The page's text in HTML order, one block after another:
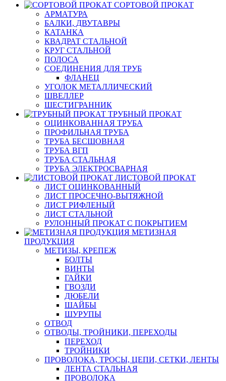
СОРТОВОЙ ПРОКАТ
АРМАТУРА
БАЛКИ, ДВУТАВРЫ
КАТАНКА
КВАДРАТ СТАЛЬНОЙ
КРУГ СТАЛЬНОЙ
ПОЛОСА
СОЕДИНЕНИЯ ДЛЯ ТРУБ
ФЛАНЕЦ
УГОЛОК МЕТАЛЛИЧЕСКИЙ
ШВЕЛЛЕР
ШЕСТИГРАННИК
ТРУБНЫЙ ПРОКАТ
ОЦИНКОВАННАЯ ТРУБА
ПРОФИЛЬНАЯ ТРУБА
ТРУБА БЕСШОВНАЯ
ТРУБА ВГП
ТРУБА СТАЛЬНАЯ
ТРУБА ЭЛЕКТРОСВАРНАЯ
ЛИСТОВОЙ ПРОКАТ
ЛИСТ ОЦИНКОВАННЫЙ
ЛИСТ ПРОСЕЧНО-ВЫТЯЖНОЙ
ЛИСТ РИФЛЕНЫЙ
ЛИСТ СТАЛЬНОЙ
РУЛОННЫЙ ПРОКАТ С ПОКРЫТИЕМ
МЕТИЗНАЯ
ПРОДУКЦИЯ
МЕТИЗЫ, КРЕПЕЖ
БОЛТЫ
ВИНТЫ
ГАЙКИ
ГВОЗДИ
ДЮБЕЛИ
ШАЙБЫ
ШУРУПЫ
ОТВОД
ОТВОДЫ, ТРОЙНИКИ, ПЕРЕХОДЫ
ПЕРЕХОД
ТРОЙНИКИ
ПРОВОЛОКА, ТРОСЫ, ЦЕПИ, СЕТКИ, ЛЕНТЫ
ЛЕНТА СТАЛЬНАЯ
ПРОВОЛОКА